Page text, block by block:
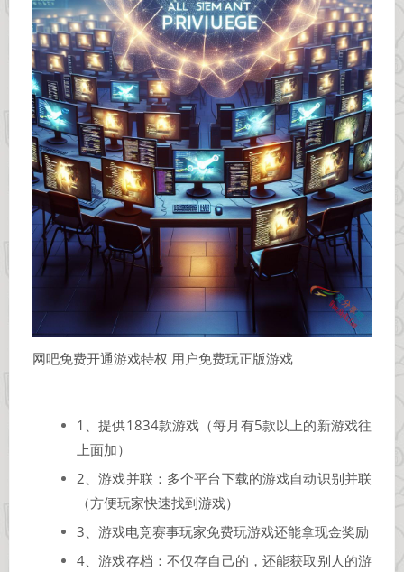
网吧免费开通游戏特权 用户免费玩正版游戏
1、提供1834款游戏（每月有5款以上的新游戏往
上面加）
2、游戏并联：多个平台下载的游戏自动识别并联
（方便玩家快速找到游戏）
3、游戏电竞赛事玩家免费玩游戏还能拿现金奖励
4、游戏存档：不仅存自己的，还能获取别人的游